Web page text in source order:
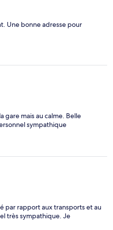
Une bonne adresse pour
gare mais au calme. Belle
sympathique
par rapport aux transports et au
très sympathique. Je